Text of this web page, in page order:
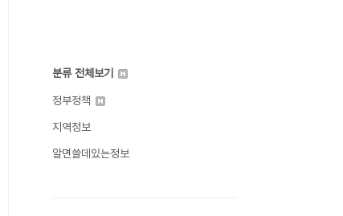
분류 전체보기
정부정책
지역정보
알면쓸데있는정보